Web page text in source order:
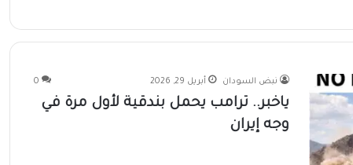
نبض السودان أبريل 29, 2026 0
ياخبر.. ترامب يحمل بندقية لأول مرة في
وجه إيران